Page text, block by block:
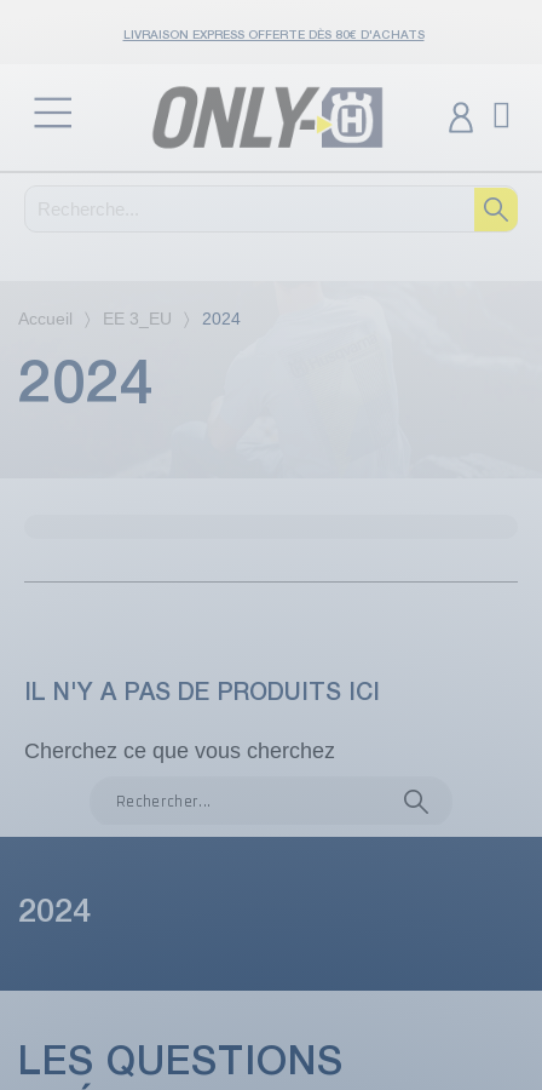
LIVRAISON EXPRESS OFFERTE DÈS 80€ D'ACHATS
Accueil EE 3_EU 2024
2024
IL N'Y A PAS DE PRODUITS ICI
Cherchez ce que vous cherchez
2024
LES QUESTIONS